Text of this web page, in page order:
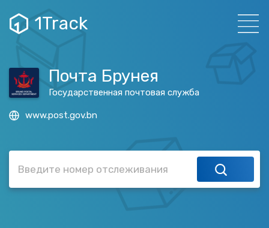
1Track
Почта Брунея
Государственная почтовая служба
www.post.gov.bn